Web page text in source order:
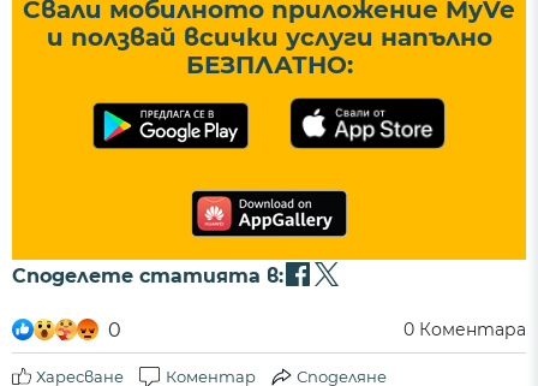
Свали мобилното приложение MyVe
и ползвай всички услуги напълно
БЕЗПЛАТНО:
Споделете статията в:
0 0 Коментара
Харесване Коментар Споделяне